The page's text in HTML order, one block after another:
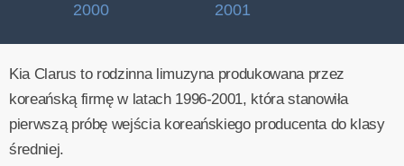
2000 2001
Kia Clarus to rodzinna limuzyna produkowana przez
koreańską firmę w latach 1996-2001, która stanowiła
pierwszą próbę wejścia koreańskiego producenta do klasy
średniej.